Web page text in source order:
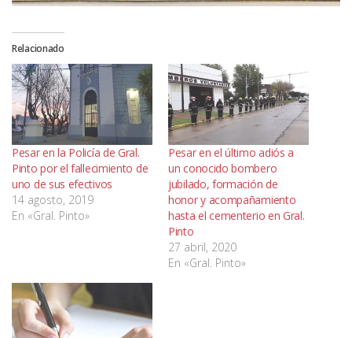
Relacionado
Pesar en la Policía de Gral.
Pinto por el fallecimiento de
uno de sus efectivos
14 agosto, 2019
En «Gral. Pinto»
Pesar en el último adiós a
un conocido bombero
jubilado, formación de
honor y acompañamiento
hasta el cementerio en Gral.
Pinto
27 abril, 2020
En «Gral. Pinto»